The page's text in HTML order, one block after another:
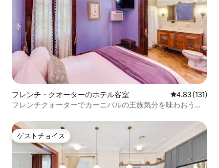
フレンチ・クオーターのホテル客室 レビュー131
4.83 (131)
フレンチクォーターでカーニバルの王族気分を味わおう
ゲストチョイス
ゲストチョイス